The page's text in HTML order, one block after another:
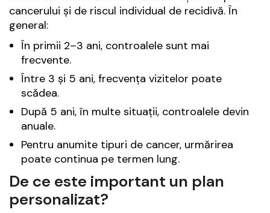
cancerului și de riscul individual de recidivă. În
general:
În primii 2–3 ani, controalele sunt mai
frecvente.
Între 3 și 5 ani, frecvența vizitelor poate
scădea.
După 5 ani, în multe situații, controalele devin
anuale.
Pentru anumite tipuri de cancer, urmărirea
poate continua pe termen lung.
De ce este important un plan
personalizat?